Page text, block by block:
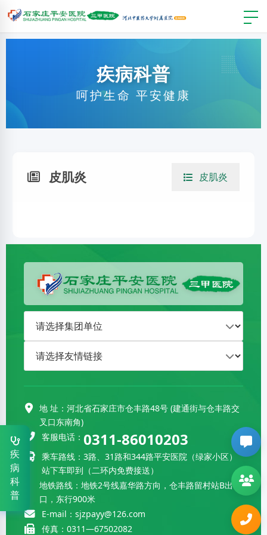
疾病科普
呵护生命 平安健康
皮肌炎 皮肌炎
血液病科 0311-86020027
疾
病
科
普
地 址：河北省石家庄市仓丰路48号 (建通街与仓丰路交
叉口东南角)
客服电话： 0311-86010203
乘车路线：3路、31路和344路平安医院（绿家小区）
站下车即到（二环内免费接送）
地铁路线：地铁2号线嘉华路方向，仓丰路留村站B出
口，东行900米
E-mail：sjzpayy@126.com
传真：0311—67502082